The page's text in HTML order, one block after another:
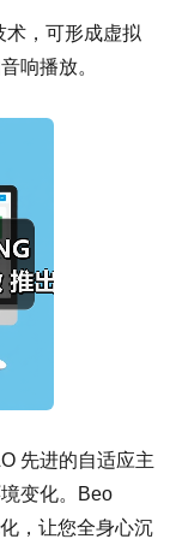
术，可形成虚拟
响播放。
先进的自适应主
变化。Beo
，让您全身心沉